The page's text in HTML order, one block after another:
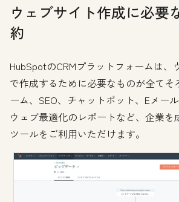
ウェブサイト作成に必要
約
HubSpotのCRMプラットフォームは、
で作成するために必要なものが全てそ
ーム、SEO、チャットボット、Eメー
ウェブ最適化のレポートなど、企業を
ツールをご利用いただけます。